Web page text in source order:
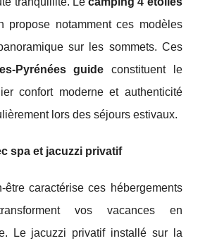
propose notamment ces modèles
sur les sommets. Ces
Pyrénées guide constituent le
confort moderne et authenticité
lors des séjours estivaux.
spa et jacuzzi privatif
être caractérise ces hébergements
vos vacances en
Le jacuzzi privatif installé sur la